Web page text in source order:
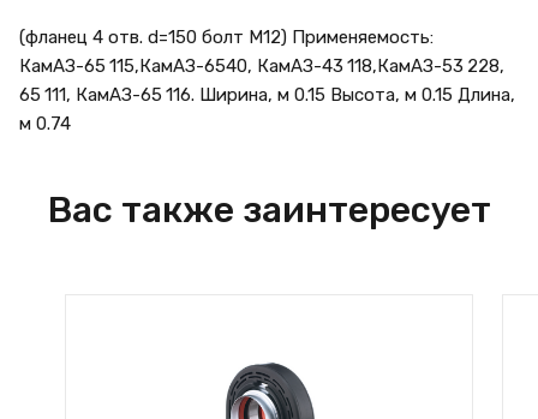
(фланец 4 отв. d=150 болт М12) Применяемость:
КамАЗ-65 115,КамАЗ-6540, КамАЗ-43 118,КамАЗ-53 228,
65 111, КамАЗ-65 116. Ширина, м 0.15 Высота, м 0.15 Длина,
м 0.74
Вас также заинтересует